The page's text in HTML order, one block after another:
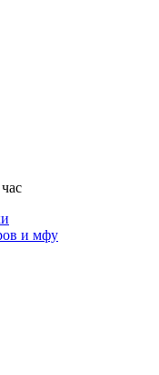
и мфу